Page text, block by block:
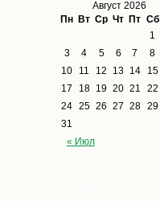
Август 2026
Пн Вт Ср Чт Пт Сб
« Июл
1
3
4 5 6 7 8
10
11 12 13 14 15
17
18 19 20 21 22
24 25 26 27 28 29
31